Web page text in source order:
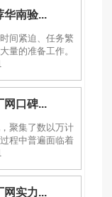
华南验...
间紧迫、任务繁
量的准备工作。
网口碑...
聚集了数以万计
程中普遍面临着
网实力...